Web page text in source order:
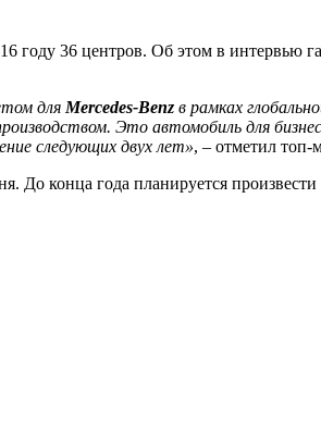
году 36 центров. Об этом в интервью
для Mercedes-Benz в рамках
Это автомобиль для
следующих двух лет», – отметил топ-
До конца года планируется